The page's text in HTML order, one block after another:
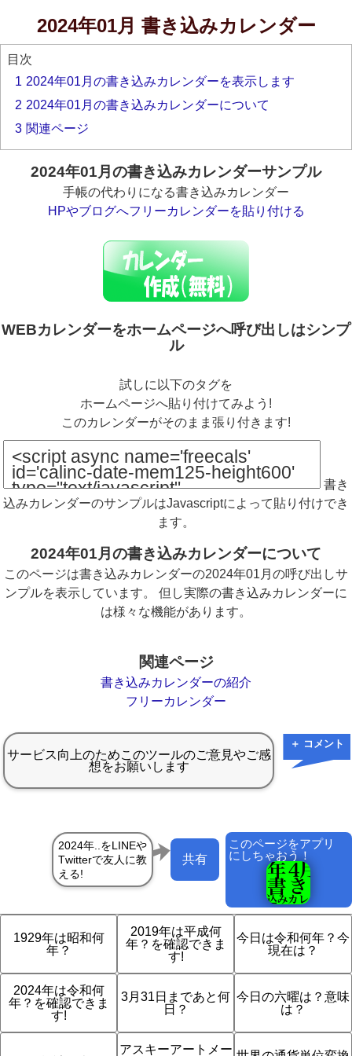
2024年01月 書き込みカレンダー
目次
1 2024年01月の書き込みカレンダーを表示します
2 2024年01月の書き込みカレンダーについて
3 関連ページ
2024年01月の書き込みカレンダーサンプル
手帳の代わりになる書き込みカレンダー
HPやブログへフリーカレンダーを貼り付ける
WEBカレンダーをホームページへ呼び出しはシンプ
ル
試しに以下のタグを
ホームページへ貼り付けてみよう!
このカレンダーがそのまま張り付きます!
書き
込みカレンダーのサンプルはJavascriptによって貼り付けでき
ます。
2024年01月の書き込みカレンダーについて
このページは書き込みカレンダーの2024年01月の呼び出しサ
ンプルを表示しています。 但し実際の書き込みカレンダーに
は様々な機能があります。
関連ページ
書き込みカレンダーの紹介
フリーカレンダー
＋ コメント
このページをアプリ
にしちゃおう！
共有
1929年は昭和何
年？
2019年は平成何
年？を確認できま
す!
今日は令和何年？今
現在は？
2024年は令和何
年？を確認できま
す!
3月31日まであと何
日？
今日の六曜は？意味
は？
アスキーアートメー